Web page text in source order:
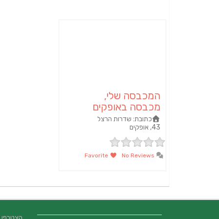
המכבסה שלי,
מכבסה באופקים
כתובת: שדרות הרצל
43, אופקים